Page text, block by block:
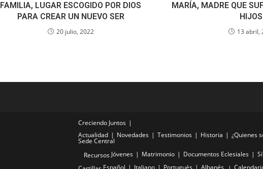
FAMILIA, LUGAR ESCOGIDO POR DIOS
PARA CREAR UN NUEVO SER
20 julio, 2022
MARÍA, MADRE QUE
13 abril,
Creciendo Juntos
Actualidad Novedades Testimonios Historia ¿Quienes
Sede Central
Recursos Jóvenes Matrimonio Documentos Eclesiales
Español Italiano Portugués Albanés